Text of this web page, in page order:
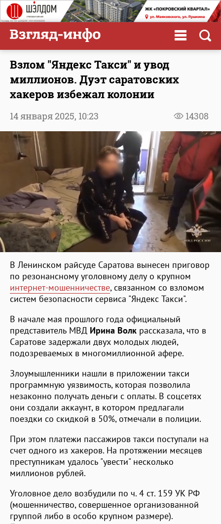
Взлом "Яндекс Такси" и увод
миллионов. Дуэт саратовских
хакеров избежал колонии
14308
14 января 2025, 10:23
В Ленинском райсуде Саратова вынесен приговор
по резонансному уголовному делу о крупном
интернет-мошенничестве, связанном со взломом
систем безопасности сервиса "Яндекс Такси".
В начале мая прошлого года официальный
представитель МВД Ирина Волк рассказала, что в
Саратове задержали двух молодых людей,
подозреваемых в многомиллионной афере.
Злоумышленники нашли в приложении такси
программную уязвимость, которая позволила
незаконно получать деньги с оплаты. В соцсетях
они создали аккаунт, в котором предлагали
поездки со скидкой в 50%, отмечали в полиции.
При этом платежи пассажиров такси поступали на
счет одного из хакеров. На протяжении месяцев
преступникам удалось "увести" несколько
миллионов рублей.
Уголовное дело возбудили по ч. 4 ст. 159 УК РФ
(мошенничество, совершенное организованной
группой либо в особо крупном размере).